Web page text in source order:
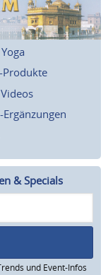
& Specials
und Event-Infos